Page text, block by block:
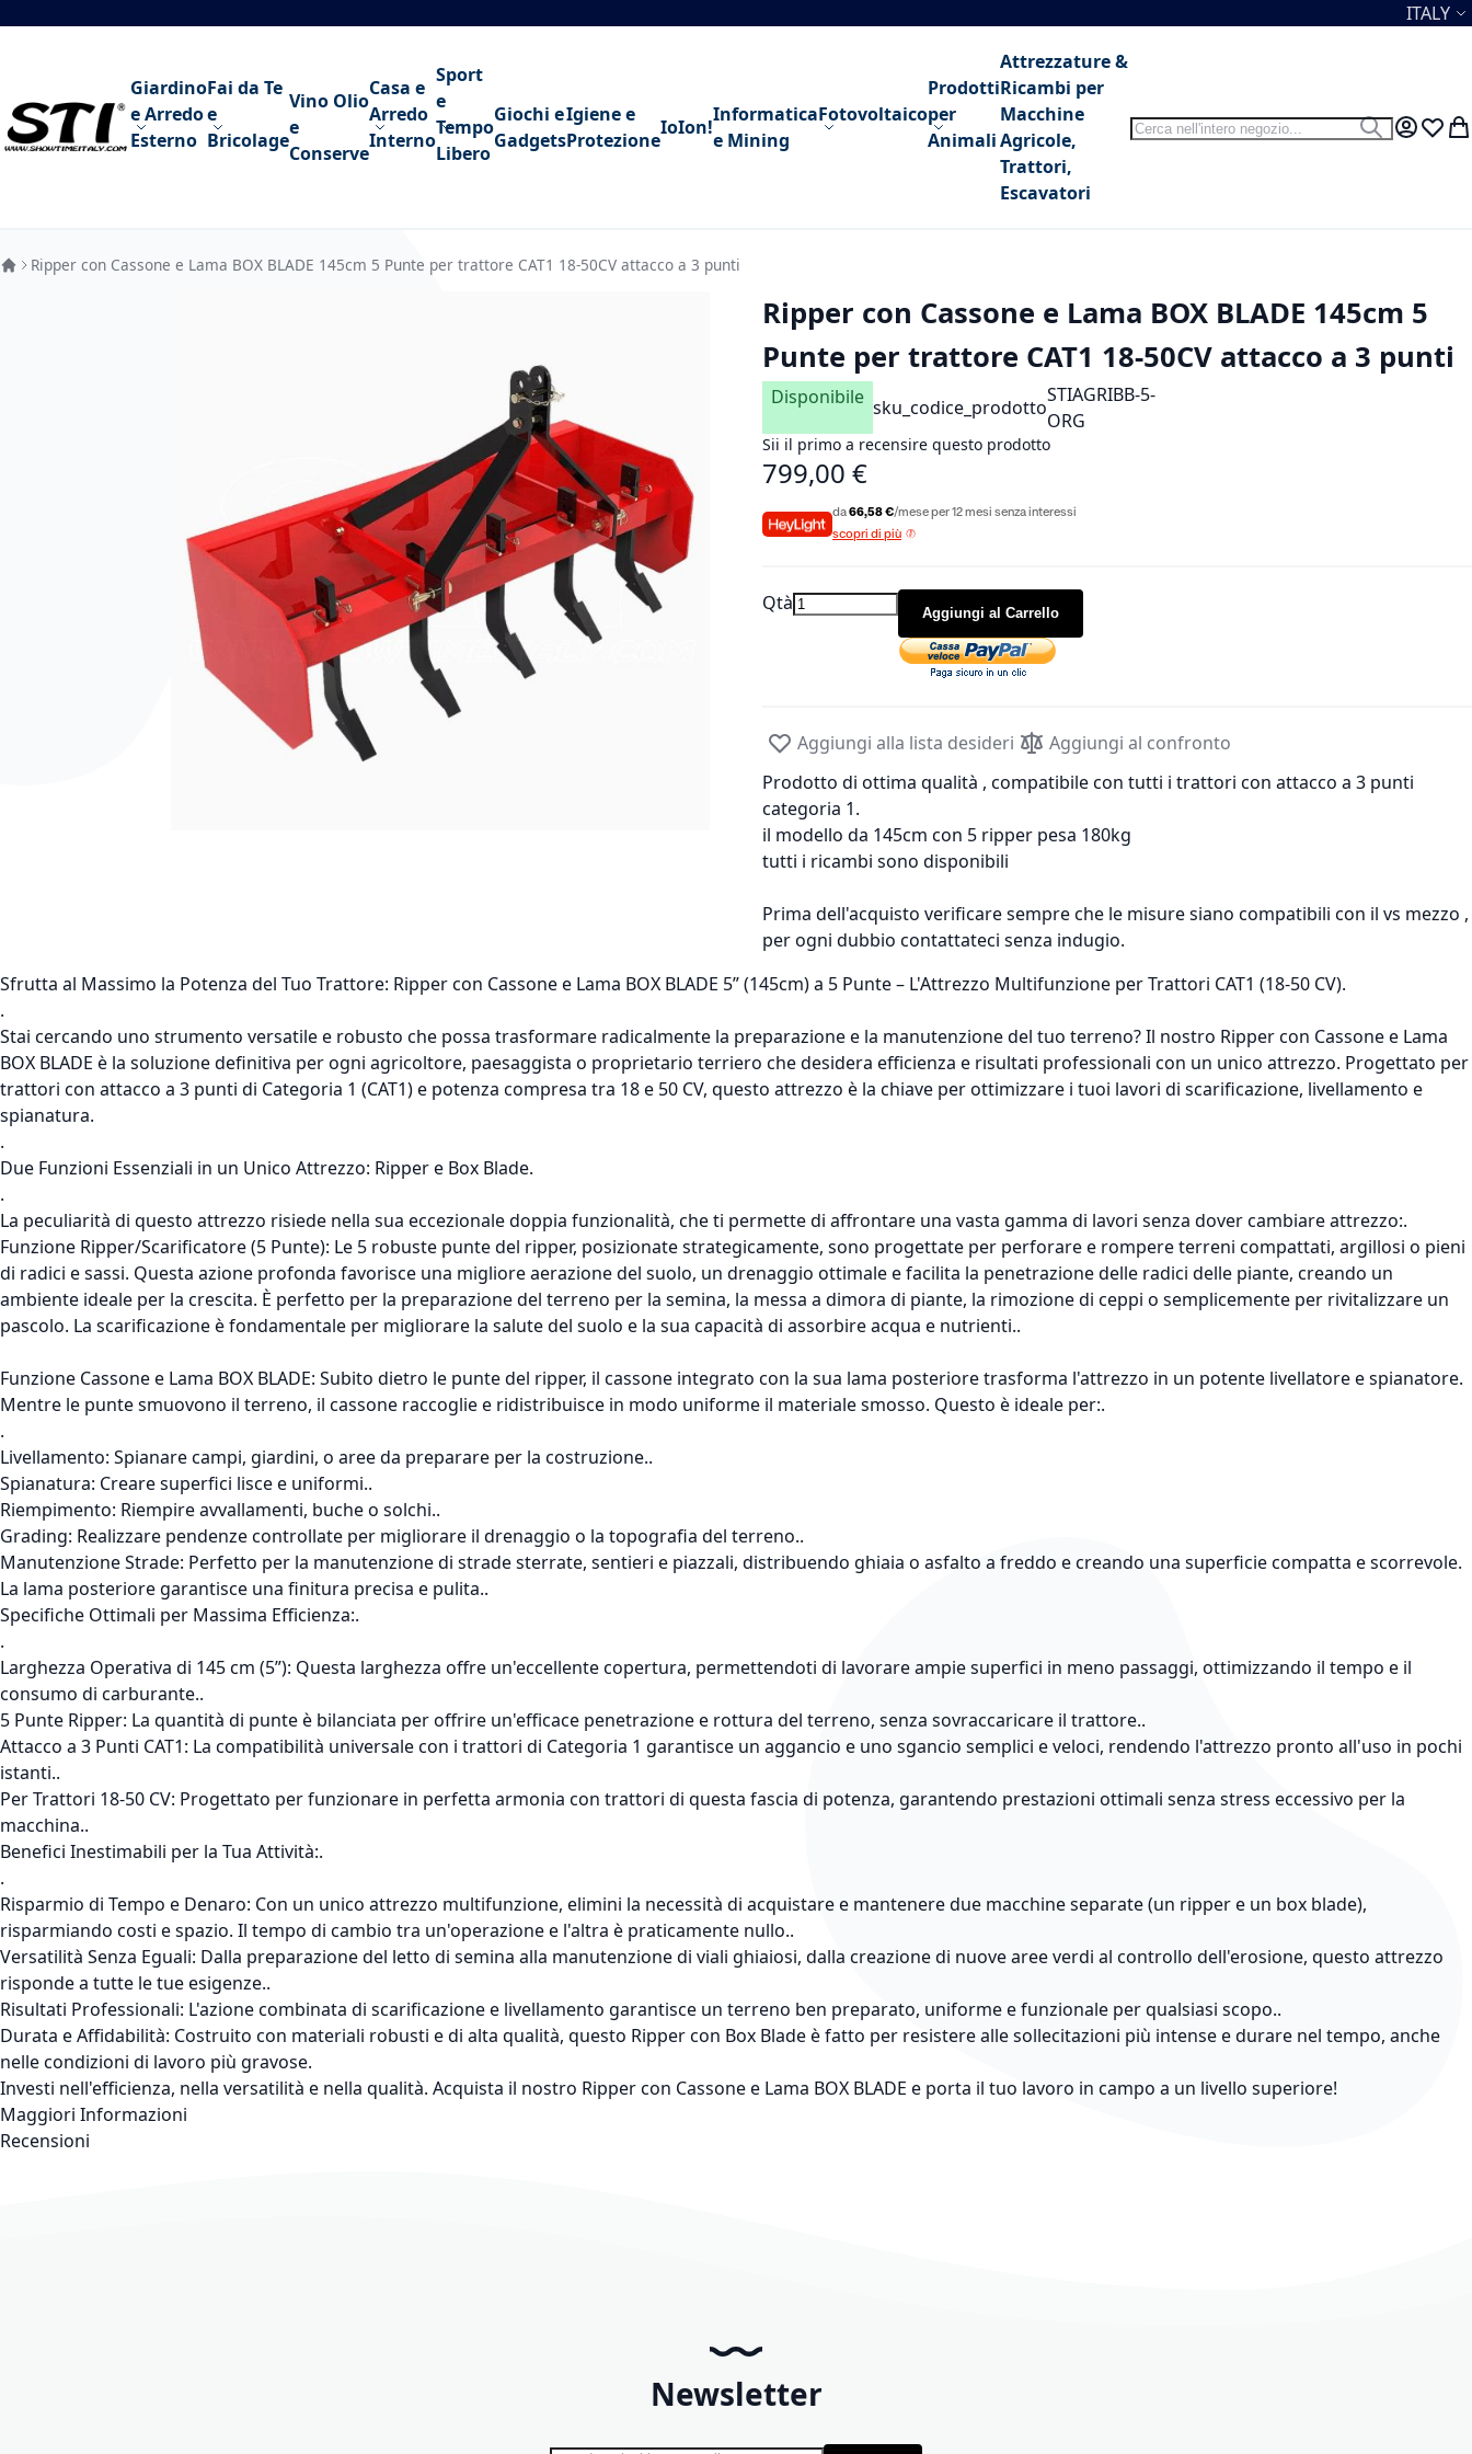
Salta al contenuto Lingua
ITALY
Giardino
e Arredo
Esterno
Fai da Te
e
Bricolage
Vino Olio
e
Conserve
Casa e
Arredo
Interno
Sport
e
Tempo
Libero
Giochi e
Gadgets
Igiene e
Protezione
IoIon!
Informatica
e Mining
Fotovoltaico
Prodotti
per
Animali
Attrezzature &
Ricambi per
Macchine
Agricole,
Trattori,
Escavatori
Search
Search
My Lista
Ripper con Cassone e Lama BOX BLADE 145cm 5 Punte per trattore CAT1 18-50CV attacco a 3 punti
Ripper con Cassone e Lama BOX BLADE 145cm 5
Punte per trattore CAT1 18-50CV attacco a 3 punti
Disponibile sku_codice_prodotto
STIAGRIBB-5-
ORG
Sii il primo a recensire questo prodotto
799,00 €
da66,58 €/mese per 12 mesi senza interessi
scopri di più
Qtà Aggiungi al Carrello
Aggiungi alla lista desideri
Aggiungi al confronto
Prodotto di ottima qualità , compatibile con tutti i trattori con attacco a 3 punti
categoria 1.
il modello da 145cm con 5 ripper pesa 180kg
tutti i ricambi sono disponibili
Prima dell'acquisto verificare sempre che le misure siano compatibili con il vs mezzo ,
per ogni dubbio contattateci senza indugio.
Sfrutta al Massimo la Potenza del Tuo Trattore: Ripper con Cassone e Lama BOX BLADE 5” (145cm) a 5 Punte – L'Attrezzo Multifunzione per Trattori CAT1 (18-50 CV).
.
Stai cercando uno strumento versatile e robusto che possa trasformare radicalmente la preparazione e la manutenzione del tuo terreno? Il nostro Ripper con Cassone e Lama
BOX BLADE è la soluzione definitiva per ogni agricoltore, paesaggista o proprietario terriero che desidera efficienza e risultati professionali con un unico attrezzo. Progettato per
trattori con attacco a 3 punti di Categoria 1 (CAT1) e potenza compresa tra 18 e 50 CV, questo attrezzo è la chiave per ottimizzare i tuoi lavori di scarificazione, livellamento e
spianatura.
.
Due Funzioni Essenziali in un Unico Attrezzo: Ripper e Box Blade.
.
La peculiarità di questo attrezzo risiede nella sua eccezionale doppia funzionalità, che ti permette di affrontare una vasta gamma di lavori senza dover cambiare attrezzo:.
Funzione Ripper/Scarificatore (5 Punte): Le 5 robuste punte del ripper, posizionate strategicamente, sono progettate per perforare e rompere terreni compattati, argillosi o pieni
di radici e sassi. Questa azione profonda favorisce una migliore aerazione del suolo, un drenaggio ottimale e facilita la penetrazione delle radici delle piante, creando un
ambiente ideale per la crescita. È perfetto per la preparazione del terreno per la semina, la messa a dimora di piante, la rimozione di ceppi o semplicemente per rivitalizzare un
pascolo. La scarificazione è fondamentale per migliorare la salute del suolo e la sua capacità di assorbire acqua e nutrienti..
Funzione Cassone e Lama BOX BLADE: Subito dietro le punte del ripper, il cassone integrato con la sua lama posteriore trasforma l'attrezzo in un potente livellatore e spianatore.
Mentre le punte smuovono il terreno, il cassone raccoglie e ridistribuisce in modo uniforme il materiale smosso. Questo è ideale per:.
.
Livellamento: Spianare campi, giardini, o aree da preparare per la costruzione..
Spianatura: Creare superfici lisce e uniformi..
Riempimento: Riempire avvallamenti, buche o solchi..
Grading: Realizzare pendenze controllate per migliorare il drenaggio o la topografia del terreno..
Manutenzione Strade: Perfetto per la manutenzione di strade sterrate, sentieri e piazzali, distribuendo ghiaia o asfalto a freddo e creando una superficie compatta e scorrevole.
La lama posteriore garantisce una finitura precisa e pulita..
Specifiche Ottimali per Massima Efficienza:.
.
Larghezza Operativa di 145 cm (5”): Questa larghezza offre un'eccellente copertura, permettendoti di lavorare ampie superfici in meno passaggi, ottimizzando il tempo e il
consumo di carburante..
5 Punte Ripper: La quantità di punte è bilanciata per offrire un'efficace penetrazione e rottura del terreno, senza sovraccaricare il trattore..
Attacco a 3 Punti CAT1: La compatibilità universale con i trattori di Categoria 1 garantisce un aggancio e uno sgancio semplici e veloci, rendendo l'attrezzo pronto all'uso in pochi
istanti..
Per Trattori 18-50 CV: Progettato per funzionare in perfetta armonia con trattori di questa fascia di potenza, garantendo prestazioni ottimali senza stress eccessivo per la
macchina..
Benefici Inestimabili per la Tua Attività:.
.
Risparmio di Tempo e Denaro: Con un unico attrezzo multifunzione, elimini la necessità di acquistare e mantenere due macchine separate (un ripper e un box blade),
risparmiando costi e spazio. Il tempo di cambio tra un'operazione e l'altra è praticamente nullo..
Versatilità Senza Eguali: Dalla preparazione del letto di semina alla manutenzione di viali ghiaiosi, dalla creazione di nuove aree verdi al controllo dell'erosione, questo attrezzo
risponde a tutte le tue esigenze..
Risultati Professionali: L'azione combinata di scarificazione e livellamento garantisce un terreno ben preparato, uniforme e funzionale per qualsiasi scopo..
Durata e Affidabilità: Costruito con materiali robusti e di alta qualità, questo Ripper con Box Blade è fatto per resistere alle sollecitazioni più intense e durare nel tempo, anche
nelle condizioni di lavoro più gravose.
Investi nell'efficienza, nella versatilità e nella qualità. Acquista il nostro Ripper con Cassone e Lama BOX BLADE e porta il tuo lavoro in campo a un livello superiore!
Maggiori Informazioni
Recensioni
Newsletter